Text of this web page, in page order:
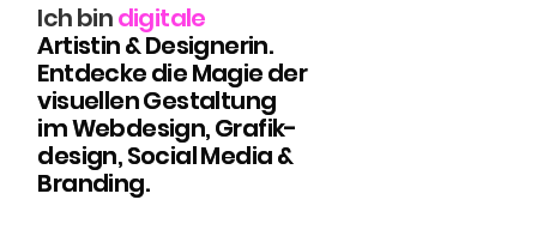
Ich bindigitale
Artistin & Designerin.
Artistin & Designerin.
Entdecke die Magie der
Entdecke die Magie der
visuellen Gestaltung
visuellen Gestaltung
im Webdesign, Grafik-
im Webdesign, Grafik-
design, Social Media &
design, Social Media &
Branding.
Branding.